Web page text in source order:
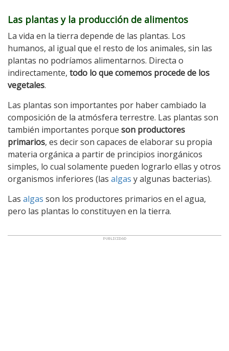
Las plantas y la producción de alimentos
La vida en la tierra depende de las plantas. Los
humanos, al igual que el resto de los animales, sin las
plantas no podríamos alimentarnos. Directa o
indirectamente, todo lo que comemos procede de los
vegetales.
Las plantas son importantes por haber cambiado la
composición de la atmósfera terrestre. Las plantas son
también importantes porque son productores
primarios, es decir son capaces de elaborar su propia
materia orgánica a partir de principios inorgánicos
simples, lo cual solamente pueden lograrlo ellas y otros
organismos inferiores (las algas y algunas bacterias).
Las algas son los productores primarios en el agua,
pero las plantas lo constituyen en la tierra.